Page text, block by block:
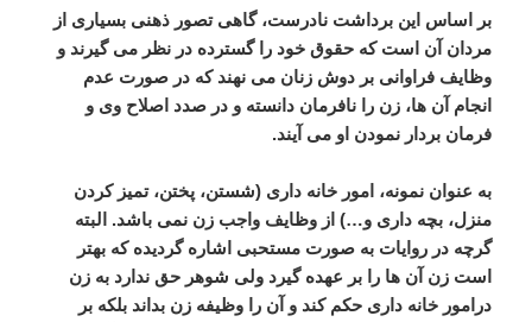
بر اساس این برداشت نادرست، گاهی تصور ذهنی بسیاری از
مردان آن است که حقوق خود را گسترده در نظر می گیرند و
وظایف فراوانی بر دوش زنان می نهند که در صورت عدم
انجام آن ها، زن را نافرمان دانسته و در صدد اصلاح وی و
فرمان بردار نمودن او می آیند.
به عنوان نمونه، امور خانه داری (شستن، پختن، تمیز کردن
منزل، بچه داری و…) از وظایف واجب زن نمی باشد. البته
گرچه در روایات به صورت مستحبی اشاره گردیده که بهتر
است زن آن ها را بر عهده گیرد ولی شوهر حق ندارد به زن
درامور خانه داری حکم کند و آن را وظیفه زن بداند بلکه بر